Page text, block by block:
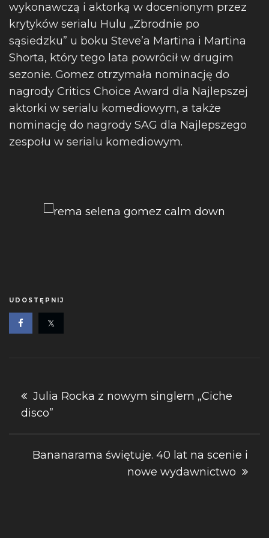
wykonawczą i aktorką w docenionym przez
krytyków serialu Hulu „Zbrodnie po
sąsiedzku” u boku Steve’a Martina i Martina
Shorta, który tego lata powrócił w drugim
sezonie. Gomez otrzymała nominację do
nagrody Critics Choice Award dla Najlepszej
aktorki w serialu komediowym, a także
nominację do nagrody SAG dla Najlepszego
zespołu w serialu komediowym.
UDOSTĘPNIJ
Nawigacja
wpisu
Julia Rocka z nowym singlem „Ciche
disco”
Bananarama świętuje. 40 lat na scenie i
nowe wydawnictwo